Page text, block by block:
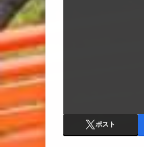
ポスト